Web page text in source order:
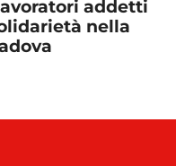
addetti
nella